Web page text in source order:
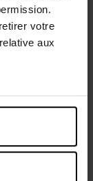
votre
aux
L1++
permanente